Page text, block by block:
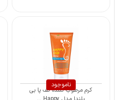
ناموجود
کرم مرطوب کننده کف پا بی